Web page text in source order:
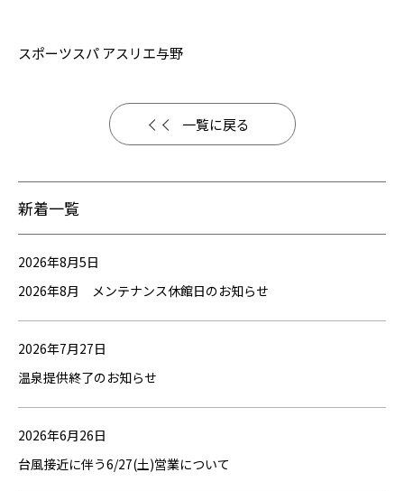
スポーツスパ アスリエ与野
一覧に戻る
新着一覧
2026年8月5日
2026年8月 メンテナンス休館日のお知らせ
2026年7月27日
温泉提供終了のお知らせ
2026年6月26日
台風接近に伴う6/27(土)営業について